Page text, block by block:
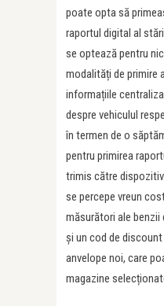
poate opta să
raportul digital al
se optează pentru
modalități de primire
informațiile
despre vehiculul
în termen de o
pentru primirea
trimis către
se percepe vreun
măsurători ale benzii
și un cod de
anvelope noi, care
magazine